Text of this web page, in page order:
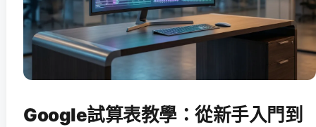
Google試算表教學：從新手入門到